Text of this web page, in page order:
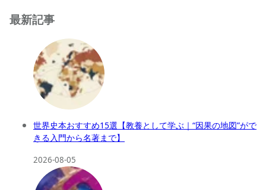
最新記事
世界史本おすすめ15選【教養として学ぶ｜“因果の地図”がで
きる入門から名著まで】
2026-08-05